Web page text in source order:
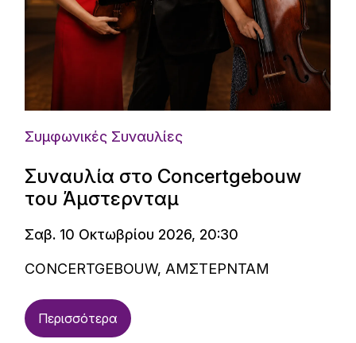
Συμφωνικές Συναυλίες
Συναυλία στο Concertgebouw
του Άμστερνταμ
Σαβ. 10 Οκτωβρίου 2026, 20:30
CONCERTGEBOUW, ΑΜΣΤΕΡΝΤΑΜ
Περισσότερα